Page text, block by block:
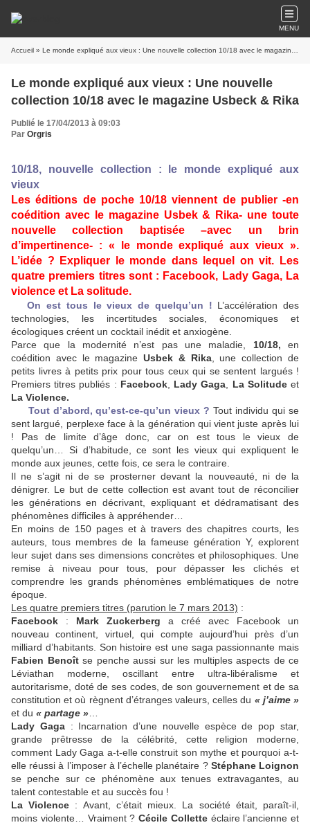
MENU
Accueil » Le monde expliqué aux vieux : Une nouvelle collection 10/18 avec le magazine Usbeck & Rika
Le monde expliqué aux vieux : Une nouvelle
collection 10/18 avec le magazine Usbeck & Rika
Publié le 17/04/2013 à 09:03
Par Orgris
10/18, nouvelle collection : le monde expliqué aux
vieux
Les éditions de poche 10/18 viennent de publier -en
coédition avec le magazine Usbek & Rika- une toute
nouvelle collection baptisée –avec un brin
d’impertinence- : « le monde expliqué aux vieux ».
L’idée ? Expliquer le monde dans lequel on vit. Les
quatre premiers titres sont : Facebook, Lady Gaga, La
violence et La solitude.
On est tous le vieux de quelqu’un ! L’accélération des
technologies, les incertitudes sociales, économiques et
écologiques créent un cocktail inédit et anxiogène.
Parce que la modernité n’est pas une maladie, 10/18, en
coédition avec le magazineUsbek & Rika, une collection de
petits livres à petits prix pour tous ceux qui se sentent largués !
Premiers titres publiés : Facebook, Lady Gaga La Solitudeet
La Violence.
Tout d’abord, qu’est-ce-qu’un vieux ? Tout individu qui se
sent largué, perplexe face à la génération qui vient juste après lui
! Pas de limite d’âge donc, car on est tous le vieux de
quelqu’un… Si d’habitude, ce sont les vieux qui expliquent le
monde aux jeunes, cette fois, ce sera le contraire.
Il ne s’agit ni de se prosterner devant la nouveauté, ni de la
dénigrer. Le but de cette collection est avant tout de réconcilier
les générations en décrivant, expliquant et dédramatisant des
phénomènes difficiles à appréhender…
En moins de 150 pages et à travers des chapitres courts, les
auteurs, tous membres de la fameuse génération Y, explorent
leur sujet dans ses dimensions concrètes et philosophiques. Une
remise à niveau pour tous, pour dépasser les clichés et
comprendre les grands phénomènes emblématiques de notre
époque.
Les quatre premiers titres (parution le 7 mars 2013) :
Facebook
: Mark Zuckerberg a créé avec Facebook un
nouveau continent, virtuel, qui compte aujourd’hui près d’un
milliard d’habitants. Son histoire est une saga passionnante mais
Fabien Benoîtse penche aussi sur les multiples aspects de ce
Léviathan moderne, oscillant entre ultra-libéralisme et
autoritarisme, doté de ses codes, de son gouvernement et de sa
constitution et où règnent d’étranges valeurs, celles du « j’aime »
et du « partage »
Lady Gaga : Incarnation d’une nouvelle espèce de pop star,
grande prêtresse de la célébrité, cette religion moderne,
comment Lady Gaga a-t-elle construit son mythe et pourquoi a-t-
elle réussi à l’imposer à l’échelle planétaire ? Stéphane Loignon
se penche sur ce phénomène aux tenues extravagantes, au
talent contestable et au succès fou !
La Violence : Avant, c’était mieux. La société était, paraît-il,
moins violente… Vraiment ? Cécile Colletteéclaire l’ancienne et